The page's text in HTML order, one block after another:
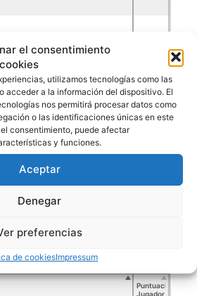
el consentimiento
utilizamos tecnologías como las
acceder a la información del dispositivo. El
nos permitirá procesar datos como
o las identificaciones únicas en este
consentimiento, puede afectar
y funciones.
Aceptar
Denegar
preferencias
de cookiesImpressum
ASTON BIRRA
Puntuación
Jugador